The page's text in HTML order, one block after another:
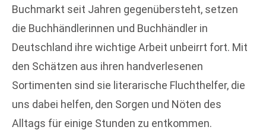
Buchmarkt seit Jahren gegenübersteht, setzen
die Buchhändlerinnen und Buchhändler in
Deutschland ihre wichtige Arbeit unbeirrt fort. Mit
den Schätzen aus ihren handverlesenen
Sortimenten sind sie literarische Fluchthelfer, die
uns dabei helfen, den Sorgen und Nöten des
Alltags für einige Stunden zu entkommen.